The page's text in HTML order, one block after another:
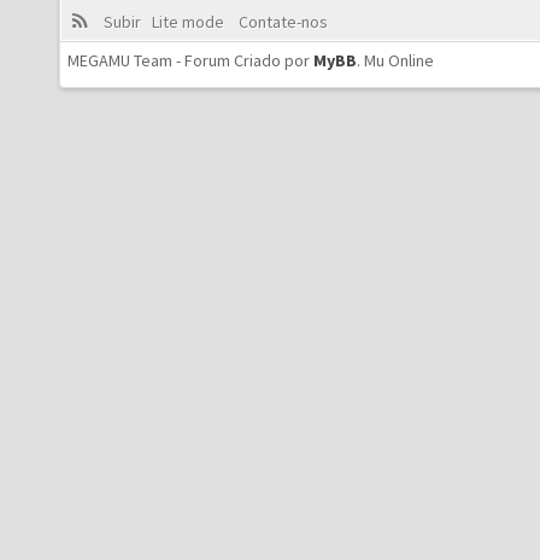
Subir Lite mode
Contate-nos
MEGAMU Team - Forum Criado por MyBB. Mu Online